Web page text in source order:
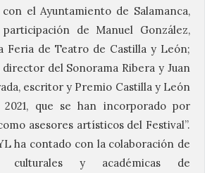
el Ayuntamiento de Salamanca,
de Manuel González,
Feria de Teatro de Castilla y León;
director del Sonorama Ribera y Juan
escritor y Premio Castilla y León
que se han incorporado por
asesores artísticos del Festival”.
ha contado con la colaboración de
culturales y académicas de